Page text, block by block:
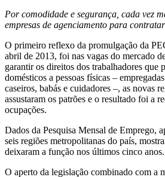
Por comodidade e segurança, cada vez
empresas de agenciamento para
O primeiro reflexo da promulgação da
abril de 2013, foi nas vagas do mercado
garantir os direitos dos trabalhadores que
domésticos a pessoas físicas –
caseiros, babás e cuidadores –, as novas
assustaram os patrões e o resultado foi a
ocupações.
Dados da Pesquisa Mensal de Emprego,
seis regiões metropolitanas do país,
deixaram a função nos últimos cinco anos.
O aperto da legislação combinado com a